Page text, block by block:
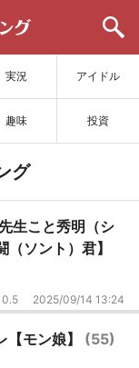
実況 アイドル
趣味 投資
グ
生こと秀明（シ
ソント）君】
0.5 2025/09/14 13:24
【モン娘】 (55)